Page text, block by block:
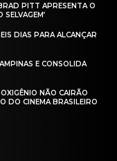
PITT APRESENTA O
DIAS PARA ALCANÇAR
E CONSOLIDA
NÃO CAIRÃO
DO CINEMA BRASILEIRO